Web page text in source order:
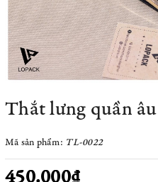
Thắt lưng quần âu
Mã sản phẩm: TL-0022